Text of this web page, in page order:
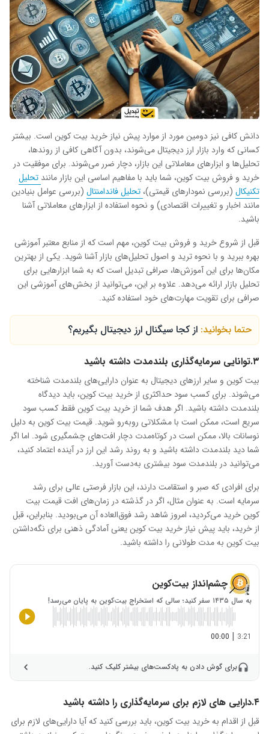
دانش کافی نیز دومین مورد از موارد پیش نیاز خرید بیت کوین است. بیشتر
کسانی که وارد بازار ارز دیجیتال می‌شوند، بدون آگاهی کافی از روندها،
تحلیل‌ها و ابزارهای معاملاتی این بازار، دچار ضرر می‌شوند. برای موفقیت در
خرید و فروش بیت کوین، شما باید با مفاهیم اساسی این بازار مانند تحلیل
تکنیکال (بررسی نمودارهای قیمتی)، تحلیل فاندامنتال (بررسی عوامل بنیادین
مانند اخبار و تغییرات اقتصادی) و نحوه استفاده از ابزارهای معاملاتی آشنا
باشید.
قبل از شروع خرید و فروش بیت کوین، مهم است که از منابع معتبر آموزشی
بهره ببرید و با نحوه ترید و اصول تحلیل‌های بازار آشنا شوید. یکی از بهترین
مکان‌ها برای این آموزش‌ها، صرافی تبدیل است که به شما ابزارهایی برای
تحلیل بازار ارائه می‌دهد. علاوه بر این، می‌توانید از بخش‌های آموزشی این
صرافی برای تقویت مهارت‌های خود استفاده کنید.
حتما بخوانید: از کجا سیگنال ارز دیجیتال بگیریم؟
۳.توانایی سرمایه‌گذاری بلندمدت داشته باشید
بیت کوین و سایر ارزهای دیجیتال به عنوان دارایی‌های بلندمدت شناخته
می‌شوند. برای کسب سود حداکثری از خرید بیت کوین، باید دیدگاه
بلندمدت داشته باشید. اگر هدف شما از خرید بیت کوین فقط کسب سود
سریع است، ممکن است با مشکلاتی روبه‌رو شوید. قیمت بیت کوین به دلیل
نوسانات بالا، ممکن است در کوتاه‌مدت دچار افت‌های چشمگیری شود. اما اگر
شما دید بلندمدت داشته باشید و به روند رشد این ارز در آینده اعتماد کنید،
می‌توانید در بلندمدت سود بیشتری به‌دست آورید.
برای افرادی که صبر و استقامت دارند، این بازار فرصتی عالی برای رشد
سرمایه است. به عنوان مثال، اگر در گذشته در زمان‌های افت قیمت بیت
کوین خرید می‌کردید، امروز شاهد رشد فوق‌العاده آن می‌بودید. بنابراین، قبل
از خرید، باید پیش نیاز خرید بیت کوین یعنی آمادگی ذهنی برای نگه‌داشتن
بیت کوین به مدت طولانی را داشته باشید.
چشم‌انداز بیت‌کوین
به سال ۱۴۳۵ سفر کنید؛ سالی که استخراج بیت‌کوین به پایان می‌رسد!
3:21
|
00:00
برای گوش دادن به پادکست‌های بیشتر کلیک کنید.
۴.دارایی های لازم برای سرمایه‌گذاری را داشته باشید
قبل از اقدام به خرید بیت کوین، باید بررسی کنید که آیا دارایی‌های لازم برای